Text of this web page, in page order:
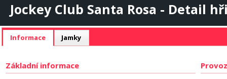
Jockey Club Santa Rosa - Detail
Informace Jamky
Základní informace